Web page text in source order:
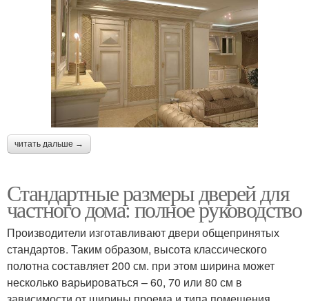
читать дальше →
Стандартные размеры дверей для
частного дома: полное руководство
Производители изготавливают двери общепринятых
стандартов. Таким образом, высота классического
полотна составляет 200 см. при этом ширина может
несколько варьироваться – 60, 70 или 80 см в